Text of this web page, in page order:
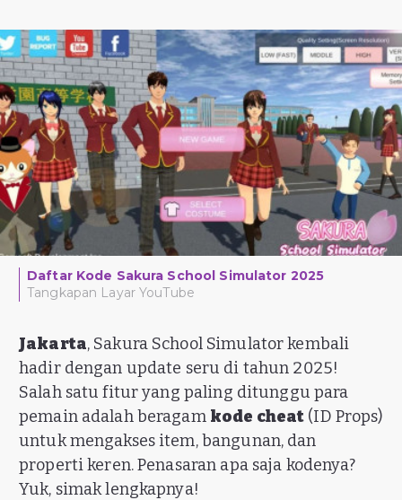
Daftar Kode Sakura School Simulator 2025
Tangkapan Layar YouTube
Jakarta, Sakura School Simulator kembali
hadir dengan update seru di tahun 2025!
Salah satu fitur yang paling ditunggu para
pemain adalah beragam kode cheat (ID Props)
untuk mengakses item, bangunan, dan
properti keren. Penasaran apa saja kodenya?
Yuk, simak lengkapnya!